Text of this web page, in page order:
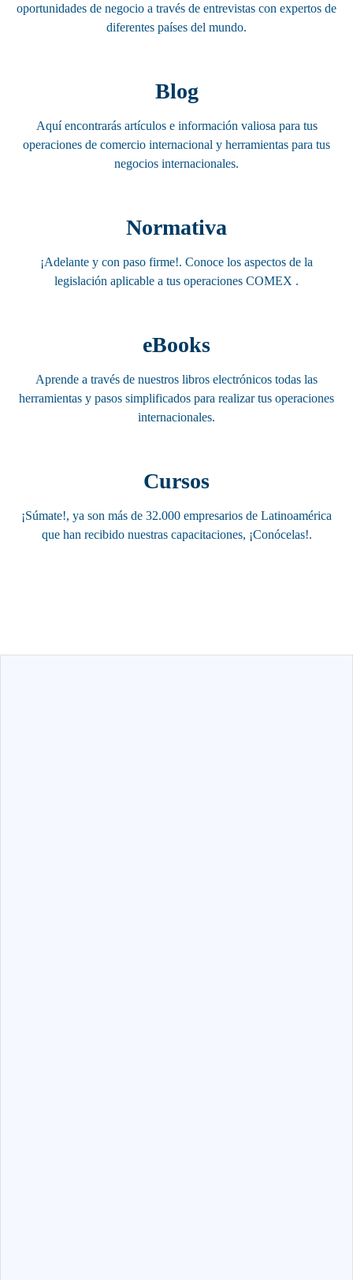
oportunidades de negocio a través de entrevistas con expertos de
diferentes países del mundo.
Blog
Aquí encontrarás artículos e información valiosa para tus
operaciones de comercio internacional y herramientas para tus
negocios internacionales.
Normativa
¡Adelante y con paso firme!. Conoce los aspectos de la
legislación aplicable a tus operaciones COMEX .
eBooks
Aprende a través de nuestros libros electrónicos todas las
herramientas y pasos simplificados para realizar tus operaciones
internacionales.
Cursos
¡Súmate!, ya son más de 32.000 empresarios de Latinoamérica
que han recibido nuestras capacitaciones, ¡Conócelas!.